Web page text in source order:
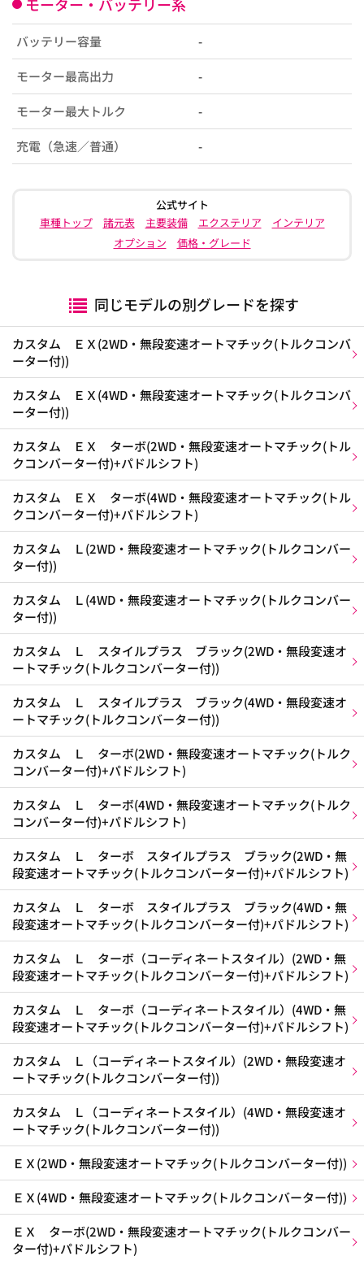
バッテリー容量 -
モーター最高出力 -
モーター最大トルク -
充電（急速／普通） -
公式サイト
車種トップ
諸元表 主要装備 エクステリア
インテリア
オプション
価格・グレード
同じモデルの別グレードを探す
カスタム ＥＸ(2WD・無段変速オートマチック(トルクコンバ
ーター付))
カスタム ＥＸ(4WD・無段変速オートマチック(トルクコンバ
ーター付))
カスタム ＥＸ ターボ(2WD・無段変速オートマチック(トル
クコンバーター付)+パドルシフト)
カスタム ＥＸ ターボ(4WD・無段変速オートマチック(トル
クコンバーター付)+パドルシフト)
カスタム Ｌ(2WD・無段変速オートマチック(トルクコンバー
ター付))
カスタム Ｌ(4WD・無段変速オートマチック(トルクコンバー
ター付))
カスタム Ｌ スタイルプラス ブラック(2WD・無段変速オ
ートマチック(トルクコンバーター付))
カスタム Ｌ スタイルプラス ブラック(4WD・無段変速オ
ートマチック(トルクコンバーター付))
カスタム Ｌ ターボ(2WD・無段変速オートマチック(トルク
コンバーター付)+パドルシフト)
カスタム Ｌ ターボ(4WD・無段変速オートマチック(トルク
コンバーター付)+パドルシフト)
カスタム Ｌ ターボ スタイルプラス ブラック(2WD・無
段変速オートマチック(トルクコンバーター付)+パドルシフト)
カスタム Ｌ ターボ スタイルプラス ブラック(4WD・無
段変速オートマチック(トルクコンバーター付)+パドルシフト)
カスタム Ｌ ターボ（コーディネートスタイル）(2WD・無
段変速オートマチック(トルクコンバーター付)+パドルシフト)
カスタム Ｌ ターボ（コーディネートスタイル）(4WD・無
段変速オートマチック(トルクコンバーター付)+パドルシフト)
カスタム Ｌ（コーディネートスタイル）(2WD・無段変速オ
ートマチック(トルクコンバーター付))
カスタム Ｌ（コーディネートスタイル）(4WD・無段変速オ
ートマチック(トルクコンバーター付))
ＥＸ(2WD・無段変速オートマチック(トルクコンバーター付))
ＥＸ(4WD・無段変速オートマチック(トルクコンバーター付))
ＥＸ ターボ(2WD・無段変速オートマチック(トルクコンバー
ター付)+パドルシフト)